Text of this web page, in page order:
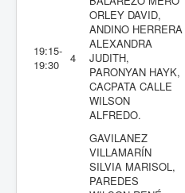
19:15-
19:30
4
ORLEY DAVID,
ANDINO HERRERA
ALEXANDRA
JUDITH,
PARONYAN HAYK,
CACPATA CALLE
WILSON
ALFREDO.
GAVILANEZ
VILLAMARÍN
SILVIA MARISOL,
PAREDES